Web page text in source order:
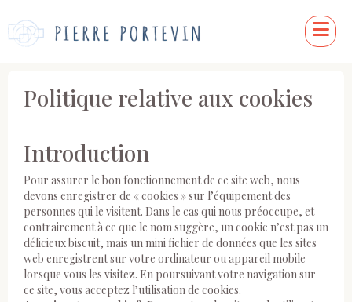
Politique relative aux cookies
Introduction
Pour assurer le bon fonctionnement de ce site web, nous
devons enregistrer de « cookies » sur l’équipement des
personnes qui le visitent. Dans le cas qui nous préoccupe, et
contrairement à ce que le nom suggère, un cookie n’est pas un
délicieux biscuit, mais un mini fichier de données que les sites
web enregistrent sur votre ordinateur ou appareil mobile
lorsque vous les visitez. En poursuivant votre navigation sur
ce site, vous acceptez l’utilisation de cookies.